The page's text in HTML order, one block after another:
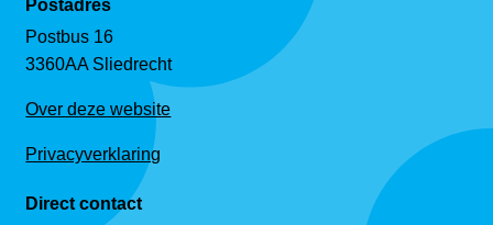
Postadres
Postbus 16
3360AA Sliedrecht
Over deze website
Privacyverklaring
Direct contact